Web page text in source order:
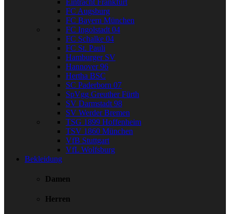
FC Augsburg
FC Bayern München
FC Ingolstadt 04
FC Schalke 04
FC St. Pauli
Hamburger SV
Hannover 96
Hertha BSC
SC Paderborn 07
SpVgg Greuther Fürth
SV Darmstadt 98
SV Werder Bremen
TSG 1899 Hoffenheim
TSV 1860 München
VfB Stuttgart
VfL Wolfsburg
Bekleidung
Damen
Herren